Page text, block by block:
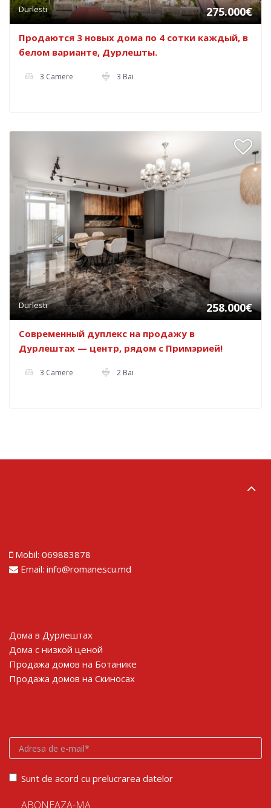
Durlesti 275.000€
Продаются 3 новых дома по 4 сотки каждый, в
белом варианте, Дурлешты.
3 Camere 3 Bai
Durlesti 258.000€
Современный дуплекс на продажу в
Дурлештах — центр, рядом с Примэрией!
3 Camere 2 Bai
Mobil: 069883878
Email: info@romanescu.md
Дома в Дурлештах
Дома с низкой ценой
Продажа домов на Ботанике
Продажа домов на Скиносах
Sunt de acord cu prelucrarea datelor